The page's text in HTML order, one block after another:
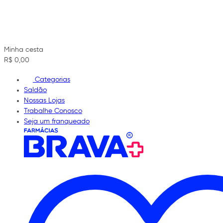
Minha cesta
R$ 0,00
Categorias
Saldão
Nossas Lojas
Trabalhe Conosco
Seja um franqueado